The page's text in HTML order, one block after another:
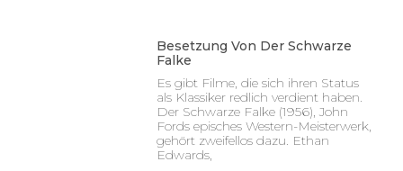
Besetzung Von Der Schwarze
Falke
Es gibt Filme, die sich ihren Status
als Klassiker redlich verdient haben.
Der Schwarze Falke (1956), John
Fords episches Western-Meisterwerk,
gehört zweifellos dazu. Ethan
Edwards,